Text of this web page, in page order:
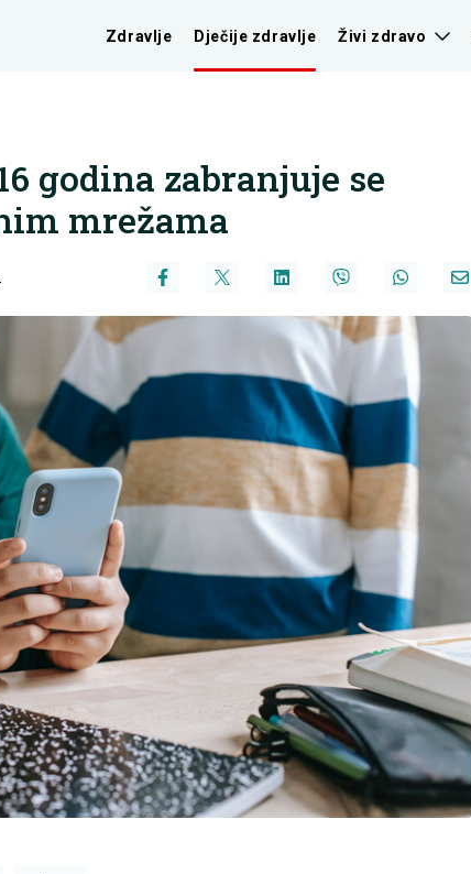
Zdravlje Dječije zdravlje Živi zdravo
godina zabranjuje se
mrežama